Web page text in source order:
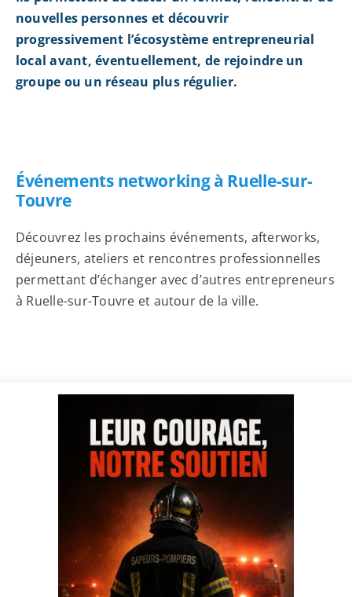
nouvelles personnes et découvrir
progressivement l’écosystème entrepreneurial
local avant, éventuellement, de rejoindre un
groupe ou un réseau plus régulier.
Événements networking à Ruelle-sur-
Touvre
Découvrez les prochains événements, afterworks,
déjeuners, ateliers et rencontres professionnelles
permettant d’échanger avec d’autres entrepreneurs
à Ruelle-sur-Touvre et autour de la ville.